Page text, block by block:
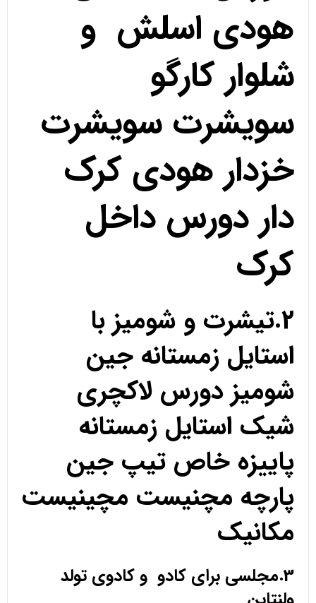
هودی اسلش و
شلوار کارگو
سویشرت سویشرت
خزدار هودی کرک
دار دورس داخل
کرک
2.تیشرت و شومیز با
استایل زمستانه جین
شومیز دورس لاکچری
شیک استایل زمستانه
پاییزه خاص تیپ جین
پارچه مچنیست مچینیست
مکانیک
3.مجلسی برای کادو و کادوی تولد